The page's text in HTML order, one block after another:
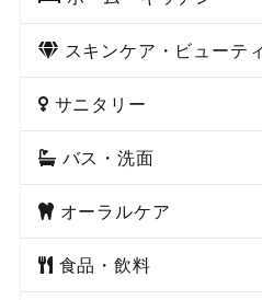
スキンケア・ビューテ
サニタリー
バス・洗面
オーラルケア
食品・飲料